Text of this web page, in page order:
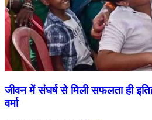
जीवन में संघर्ष से मिली सफलता ही
वर्मा